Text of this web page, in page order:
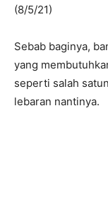
(8/5/21)
Sebab baginya,
yang
seperti salah
lebaran nantinya.